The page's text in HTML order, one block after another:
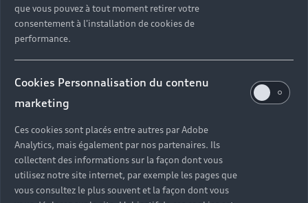
que vous pouvez à tout moment retirer votre
consentement à l'installation de cookies de
performance.
Cookies Personnalisation du contenu
marketing
Ces cookies sont placés entre autres par Adobe
Analytics, mais également par nos partenaires. Ils
collectent des informations sur la façon dont vous
utilisez notre site internet, par exemple les pages que
vous consultez le plus souvent et la façon dont vous